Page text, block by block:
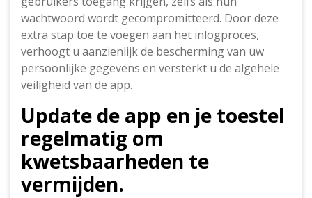
wachtwoord wordt gecompromitteerd. Door deze
extra stap toe te voegen aan het inlogproces,
verhoogt u aanzienlijk de bescherming van uw
persoonlijke gegevens en versterkt u de algehele
veiligheid van de app.
Update de app en je toestel
regelmatig om
kwetsbaarheden te
vermijden.